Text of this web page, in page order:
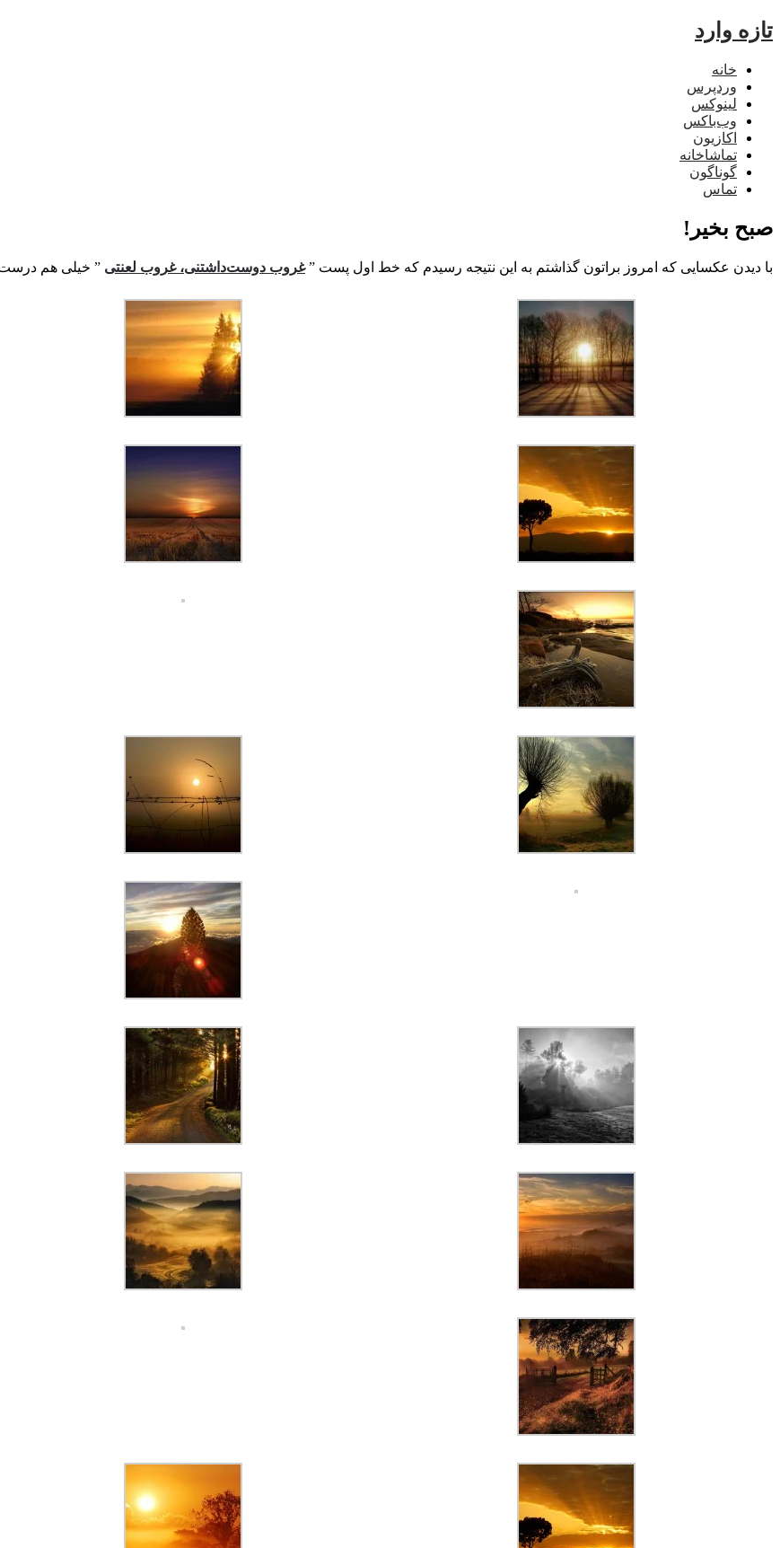
تازه وارد
خانه
وردپرس
لینوکس
وب‌باکس
اکازیون
تماشاخانه
گوناگون
تماس
صبح بخیر!
با دیدن عکسایی که امروز براتون گذاشتم به این نتیجه رسیدم که خط اول پست ”غروب دوست‌داشتنی، غروب لعنتی ” خیلی هم